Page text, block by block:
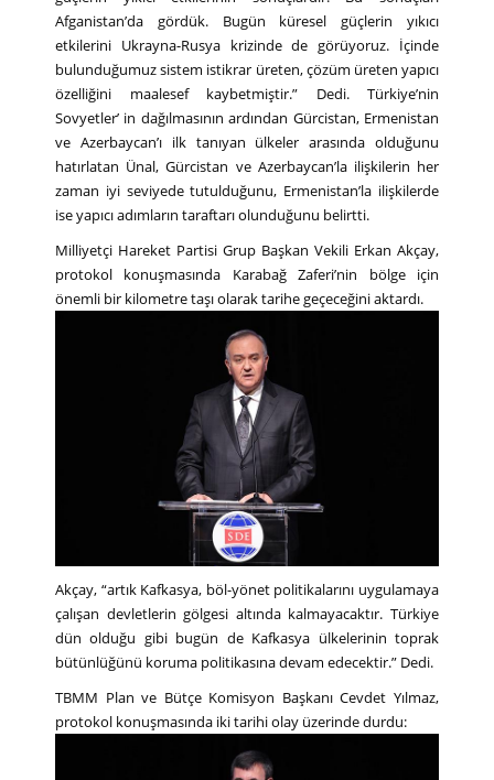
Afganistan’da gördük. Bugün küresel güçlerin yıkıcı
etkilerini Ukrayna-Rusya krizinde de görüyoruz. İçinde
bulunduğumuz sistem istikrar üreten, çözüm üreten yapıcı
özelliğini maalesef kaybetmiştir.” Dedi. Türkiye’nin
Sovyetler’ in dağılmasının ardından Gürcistan, Ermenistan
ve Azerbaycan’ı ilk tanıyan ülkeler arasında olduğunu
hatırlatan Ünal, Gürcistan ve Azerbaycan’la ilişkilerin her
zaman iyi seviyede tutulduğunu, Ermenistan’la ilişkilerde
ise yapıcı adımların taraftarı olunduğunu belirtti.
Milliyetçi Hareket Partisi Grup Başkan Vekili Erkan Akçay,
protokol konuşmasında Karabağ Zaferi’nin bölge için
önemli bir kilometre taşı olarak tarihe geçeceğini aktardı.
Akçay, “artık Kafkasya, böl-yönet politikalarını uygulamaya
çalışan devletlerin gölgesi altında kalmayacaktır. Türkiye
dün olduğu gibi bugün de Kafkasya ülkelerinin toprak
bütünlüğünü koruma politikasına devam edecektir.” Dedi.
TBMM Plan ve Bütçe Komisyon Başkanı Cevdet Yılmaz,
protokol konuşmasında iki tarihi olay üzerinde durdu: